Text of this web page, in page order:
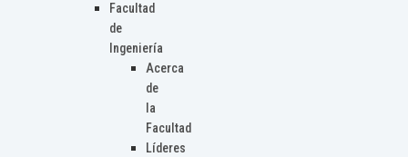
Facultad
de
Ingeniería
Acerca
de
la
Facultad
Líderes